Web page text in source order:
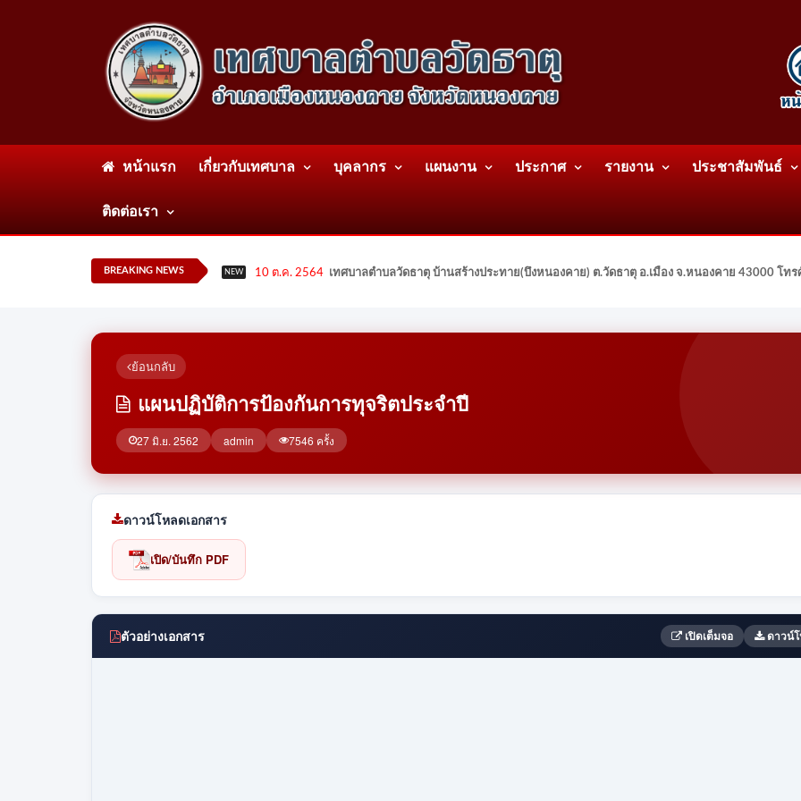
หน้าแรก เกี่ยวกับเทศบาล บุคลากร แผนงาน ประกาศ รายงาน ประชาสัมพันธ์
ติดต่อเรา
BREAKING NEWS NEW 10 ต.ค. 2564 เทศบาลตำบลวัดธาตุ บ้านสร้างประทาย(บึงหนองคาย) ต.วัดธาตุ อ.เมือง จ.หนองคาย 43000 โ
ย้อนกลับ
แผนปฏิบัติการป้องกันการทุจริตประจำปี
27 มิ.ย. 2562 admin 7546 ครั้ง
ดาวน์โหลดเอกสาร
เปิด/บันทึก PDF
ตัวอย่างเอกสาร เปิดเต็มจอ ดาวน์